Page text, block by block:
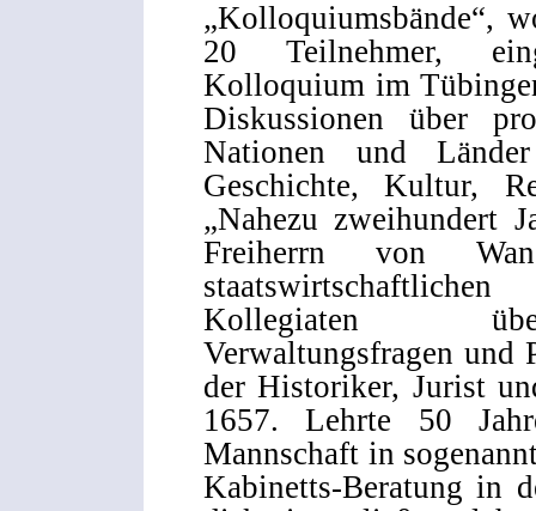
„Kolloquiumsbände“,
20 Teilnehmer,
Kolloquium im
Diskussionen über
Nationen und
Geschichte, Kultur,
„Nahezu zweihundert
Freiherrn von
Kollegiaten
Verwaltungsfragen und
der Historiker, Jurist
1657. Lehrte 50
Mannschaft in
Kabinetts-Beratung in